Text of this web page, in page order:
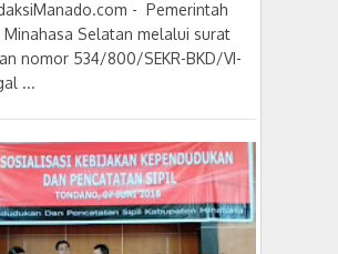
- Pemerintah
Minahasa Selatan melalui surat
nomor 534/800/SEKR-BKD/VI-
...